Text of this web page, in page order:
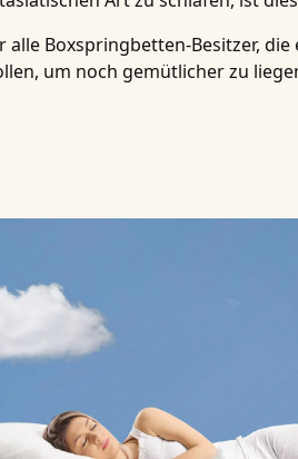
alle Boxspringbetten-Besitzer,
um noch gemütlicher zu